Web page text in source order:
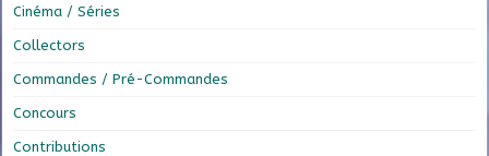
Cinéma / Séries
Collectors
Commandes / Pré-Commandes
Concours
Contributions